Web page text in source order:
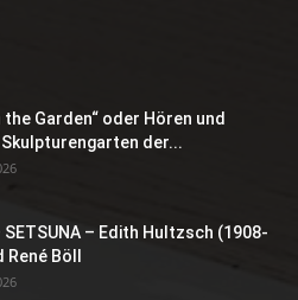
the Garden“ oder Hören und
Skulpturengarten der...
SETSUNA – Edith Hultzsch (1908-
Böll